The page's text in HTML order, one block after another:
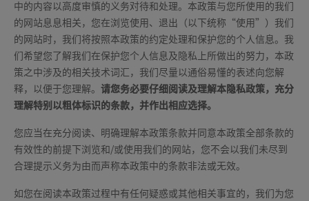
关于我们
中的内容以高度审慎的义务对待和处理。本政策与您所使用的我们
的网站息息相关，您在浏览使用、退出（以下统称“使用”）我们
的网站时，我们将按照本政策的约定处理和保护您的个人信息。我
们希望您了解我们在保护您个人信息及隐私上所做出的努力，本政
策之中涉及的相关技术词汇，我们尽量以通俗易懂的表述向您解
释，以便于您理解。 请您务必要仔细阅读及理解本隐私政策，充分
理解特别以粗体标识的条款，并作出相应选择。
您应当在充分阅读、明确理解本政策条款并同意本政策全部条款的
有效性的前提下浏览和/或使用我们的网站，您不会以我们未尽到
合理提示义务为由而声称本政策中的条款非法或无效。
如您在阅读本政策过程中有任何疑惑或其他相关事宜的，我们为您